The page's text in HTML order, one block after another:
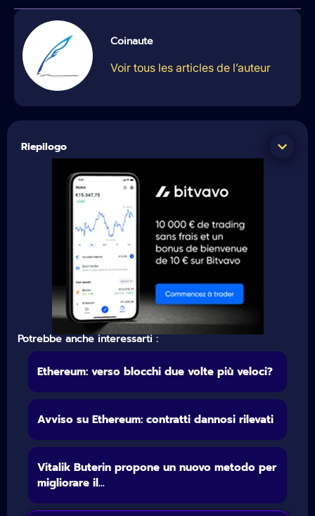
Coinaute
Voir tous les articles de l’auteur
Riepilogo
Potrebbe anche interessarti :
Ethereum: verso blocchi due volte più veloci?
Avviso su Ethereum: contratti dannosi rilevati
Vitalik Buterin propone un nuovo metodo per
migliorare il...